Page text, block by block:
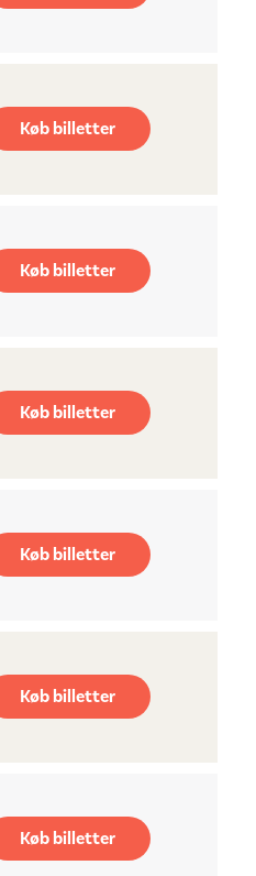
Køb billetter
Køb billetter
Køb billetter
Køb billetter
Køb billetter
Køb billetter